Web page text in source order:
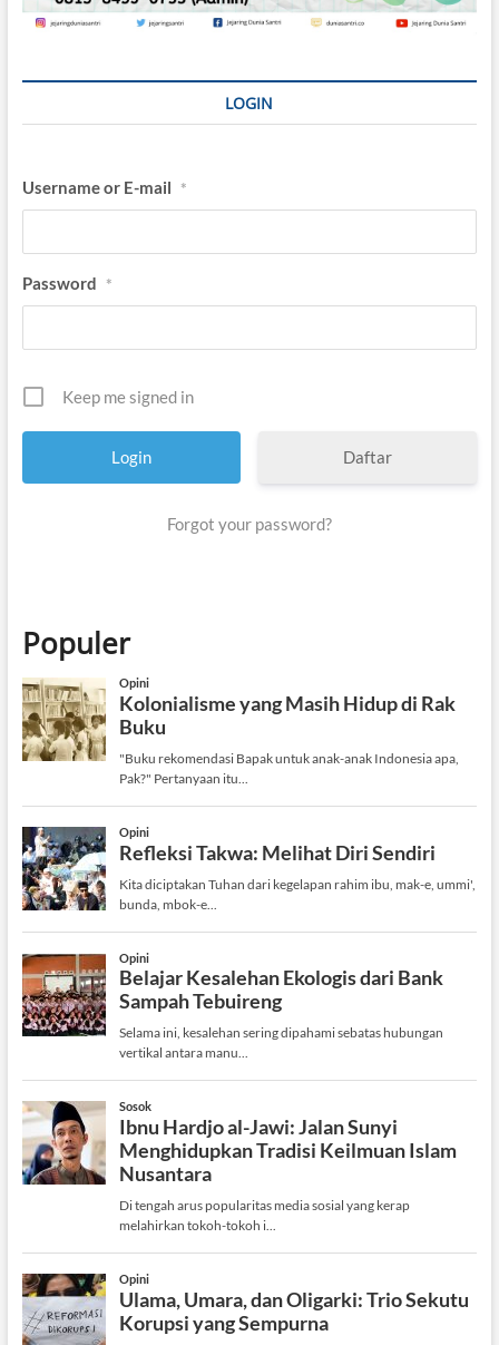
LOGIN
Username or E-mail *
Password *
Keep me signed in
Daftar
Forgot your password?
Populer